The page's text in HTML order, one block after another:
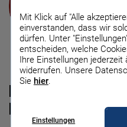
Mit Klick auf "Alle
einverstanden, dass wir
dürfen. Unter
entscheiden, welche
Ihre Einstellungen
widerrufen. Unsere
Sie hier.
Einstellungen
Kredit mit
Nachteile einer